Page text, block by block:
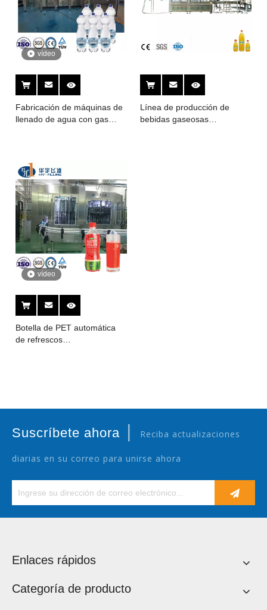
vídeo
Fabricación de máquinas de
llenado de agua con gas
Línea de producción de
bebidas gaseosas
vídeo
Botella de PET automática
de refrescos
Suscríbete ahora | Reciba actualizaciones
diarias en su correo para unirse ahora
Enlaces rápidos
Categoría de producto